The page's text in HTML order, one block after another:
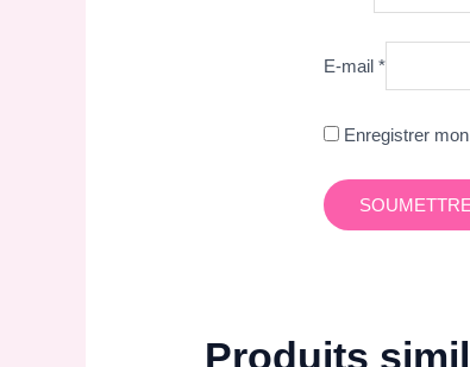
E-mail*
Enregistrer
Produits